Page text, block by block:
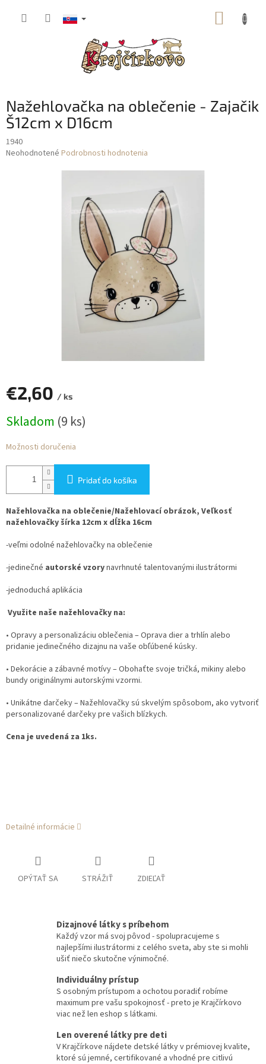
Nažehlovačka na oblečenie - Zajačik
Š12cm x D16cm
1940
Priemerné
Neohodnotené Podrobnosti hodnotenia
€2,60 / ks
cena:
Skladom (9 ks)
Možnosti doručenia
Pridať do košíka
Nažehlovačka na oblečenie/Nažehlovací obrázok, Veľkosť
nažehlovačky šírka 12cm x dĺžka 16cm
-veľmi odolné nažehlovačky na oblečenie
-jedinečné autorské vzorynavrhnuté talentovanými ilustrátormi
-jednoduchá aplikácia
Využite naše nažehlovačky na:
• Opravy a personalizáciu oblečenia – Oprava dier a trhlín alebo
pridanie jedinečného dizajnu na vaše obľúbené kúsky.
• Dekorácie a zábavné motívy– Obohaťte svoje tričká, mikiny alebo
bundy originálnymi autorskými vzormi.
• Unikátne darčeky– Nažehlovačky sú skvelým spôsobom, ako vytvoriť
personalizované darčeky pre vašich blízkych.
Cena je uvedená za 1ks.
Detailné informácie
OPÝTAŤ SA STRÁŽIŤ ZDIEĽAŤ
Dizajnové látky s príbehom
Každý vzor má svoj pôvod - spolupracujeme s
najlepšími ilustrátormi z celého sveta, aby ste si mohli
ušiť niečo skutočne výnimočné.
Individuálny prístup
S osobným prístupom a ochotou poradiť robíme
maximum pre vašu spokojnosť - preto je Krajčírkovo
viac než len eshop s látkami.
Len overené látky pre deti
V Krajčírkove nájdete detské látky v prémiovej kvalite,
ktoré sú jemné, certifikované a vhodné pre citlivú